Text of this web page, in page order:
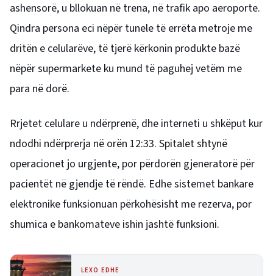
ashensorë, u bllokuan në trena, në trafik apo aeroporte.
Qindra persona eci nëpër tunele të errëta metroje me
dritën e celularëve, të tjerë kërkonin produkte bazë
nëpër supermarkete ku mund të paguhej vetëm me
para në dorë.
Rrjetet celulare u ndërprenë, dhe interneti u shkëput kur
ndodhi ndërprerja në orën 12:33. Spitalet shtynë
operacionet jo urgjente, por përdorën gjeneratorë për
pacientët në gjendje të rëndë. Edhe sistemet bankare
elektronike funksionuan përkohësisht me rezerva, por
shumica e bankomateve ishin jashtë funksioni.
LEXO EDHE